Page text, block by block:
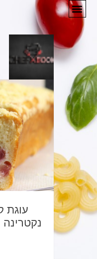
מתכונים
המלצות
אודות
יצירת קשר
עוגת
נקטרינה